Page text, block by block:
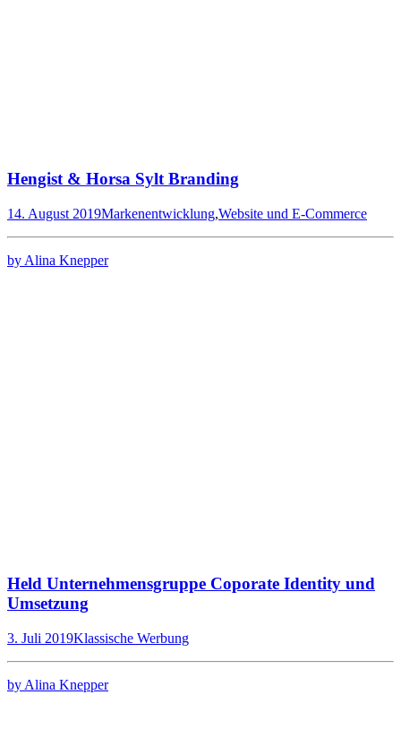
Hengist & Horsa Sylt Branding
14. August 2019Markenentwicklung,Website und E-Commerce
by Alina Knepper
Held Unternehmensgruppe Coporate Identity und
Umsetzung
3. Juli 2019Klassische Werbung
by Alina Knepper